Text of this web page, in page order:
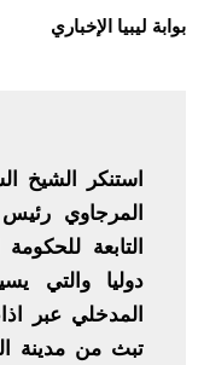
بوابة ليبيا الإخباري
استنكر الشيخ
المرجاوي
التابعة
دوليا والتي
المدخلي عبر
تبث من مدينة